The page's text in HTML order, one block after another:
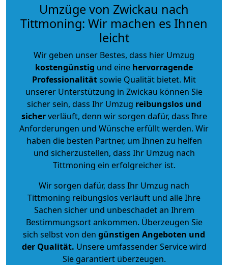
Umzüge von Zwickau nach
Tittmoning: Wir machen es Ihnen
leicht
Wir geben unser Bestes, dass hier Umzug
kostengünstig und eine hervorragende
Professionalitätsowie Qualität bietet. Mit
unserer Unterstützung in Zwickau können Sie
sicher sein, dass Ihr Umzug reibungslos und
sicherverläuft, denn wir sorgen dafür, dass Ihre
Anforderungen und Wünsche erfüllt werden. Wir
haben die besten Partner, um Ihnen zu helfen
und sicherzustellen, dass Ihr Umzug nach
Tittmoning ein erfolgreicher ist.
Wir sorgen dafür, dass Ihr Umzug nach
Tittmoning reibungslos verläuft und alle Ihre
Sachen sicher und unbeschadet an Ihrem
Bestimmungsort ankommen. Überzeugen Sie
sich selbst von den günstigen Angeboten und
der Qualität. Unsere umfassender Service wird
Sie garantiert überzeugen.